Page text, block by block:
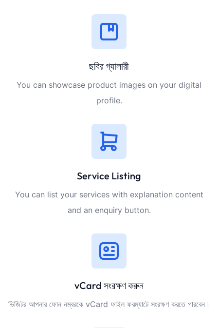
ছবির গ্যালারী
You can showcase product images on your digital
profile.
Service Listing
You can list your services with explanation content
and an enquiry button.
vCard সংরক্ষণ করুন
ভিজিটর আপনার ফোন নম্বরকে vCard ফাইল ফরম্যাটে সংরক্ষণ করতে পারবেন।